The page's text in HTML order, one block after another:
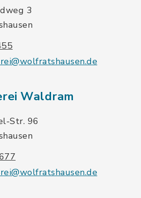
3
Waldram
Str. 96